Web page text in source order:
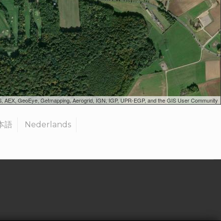
GeoEye, Getmapping, Aerogrid, IGN, IGP, UPR-EGP, and the GIS User Community
語 Nederlands